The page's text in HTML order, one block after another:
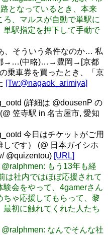
となっているとき、本来
、マルスが自動で単駅に
駅指定を押下して手動で
、そういう条件なのか… 私
→…(中略)…→豊岡→[京都
乗車券を買ったとき、「京
[Tw:@nagaok_arimiya]
(詳細は @dousenP の
笠寺駅 in 名古屋市, 愛知
今日はチケットがご用
です） (@ 日本ガイシホ
@quizentou) [URL]
@ralphmen: もう13年も経
は社内ではほぼ応援されて
会をやって、4gamerさん
ゃ応援してもらって、黎
初に触れてくれた人たち
@ralphmen: なんでそんな社